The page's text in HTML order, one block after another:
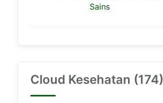
Sains
Cloud Kesehatan (174)